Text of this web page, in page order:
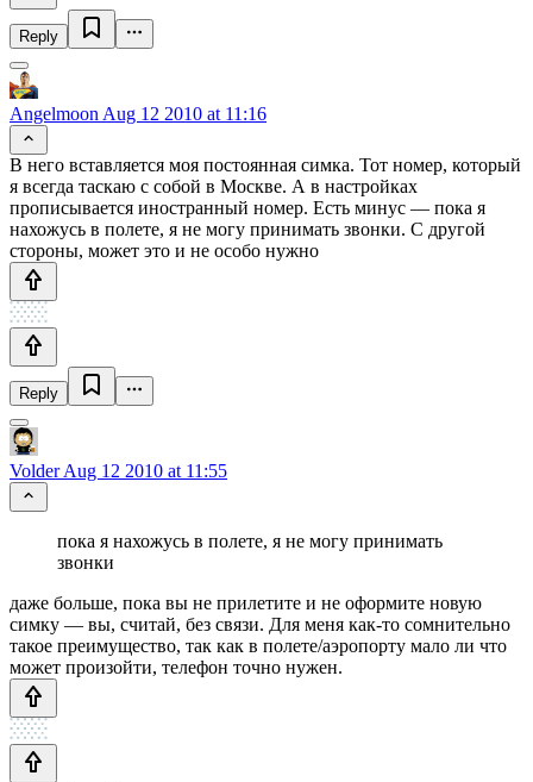
Reply
Angelmoon Aug 12 2010 at 11:16
В него вставляется моя постоянная симка. Тот номер, который
я всегда таскаю с собой в Москве. А в настройках
прописывается иностранный номер. Есть минус — пока я
нахожусь в полете, я не могу принимать звонки. С другой
стороны, может это и не особо нужно
Reply
VolderAug 12 2010 at 11:55
пока я нахожусь в полете, я не могу принимать
звонки
даже больше, пока вы не прилетите и не оформите новую
симку — вы, считай, без связи. Для меня как-то сомнительно
такое преимущество, так как в полете/аэропорту мало ли что
может произойти, телефон точно нужен.